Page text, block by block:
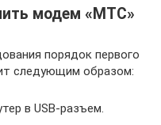
модем «МТС»
порядок первого
следующим образом:
в USB-разъем.